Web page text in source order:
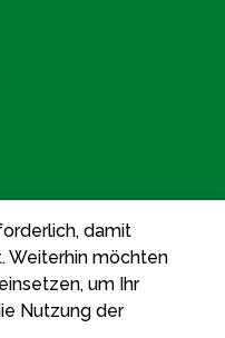
damit
Weiterhin möchten
um Ihr
Nutzung der